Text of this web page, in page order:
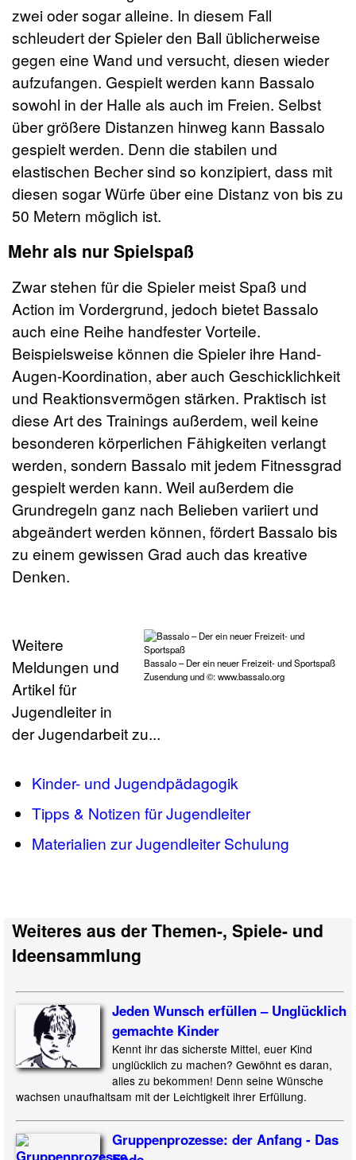
zwei oder sogar alleine. In diesem Fall
schleudert der Spieler den Ball üblicherweise
gegen eine Wand und versucht, diesen wieder
aufzufangen. Gespielt werden kann Bassalo
sowohl in der Halle als auch im Freien. Selbst
über größere Distanzen hinweg kann Bassalo
gespielt werden. Denn die stabilen und
elastischen Becher sind so konzipiert, dass mit
diesen sogar Würfe über eine Distanz von bis zu
50 Metern möglich ist.
Mehr als nur Spielspaß
Zwar stehen für die Spieler meist Spaß und
Action im Vordergrund, jedoch bietet Bassalo
auch eine Reihe handfester Vorteile.
Beispielsweise können die Spieler ihre Hand-
Augen-Koordination, aber auch Geschicklichkeit
und Reaktionsvermögen stärken. Praktisch ist
diese Art des Trainings außerdem, weil keine
besonderen körperlichen Fähigkeiten verlangt
werden, sondern Bassalo mit jedem Fitnessgrad
gespielt werden kann. Weil außerdem die
Grundregeln ganz nach Belieben variiert und
abgeändert werden können, fördert Bassalo bis
zu einem gewissen Grad auch das kreative
Denken.
Bassalo – Der ein neuer Freizeit- und Sportspaß
Zusendung und ©: www.bassalo.org
Weitere
Meldungen und
Artikel für
Jugendleiter in
der Jugendarbeit zu...
Kinder- und Jugendpädagogik
Tipps & Notizen für Jugendleiter
Materialien zur Jugendleiter Schulung
Weiteres aus der Themen-, Spiele- und
Ideensammlung
Jeden Wunsch erfüllen – Unglücklich
gemachte Kinder
Kennt ihr das sicherste Mittel, euer Kind
unglücklich zu machen? Gewöhnt es daran,
alles zu bekommen! Denn seine Wünsche
wachsen unaufhaltsam mit der Leichtigkeit ihrer Erfüllung.
Gruppenprozesse: der Anfang - Das